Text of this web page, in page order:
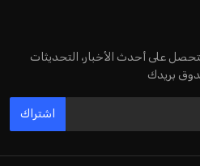
على أحدث الأخبار، التحديثات
بريدك
اشتراك